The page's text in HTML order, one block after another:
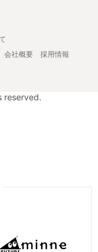
会社概要
採用情報
reserved.